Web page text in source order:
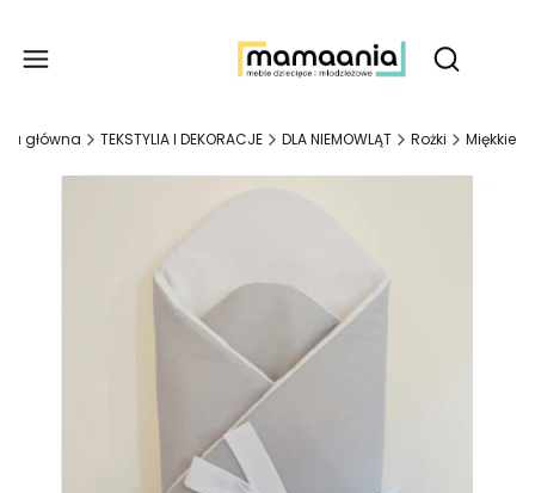
Otwórz
główna TEKSTYLIA I DEKORACJE DLA NIEMOWLĄT Rożki Miękkie